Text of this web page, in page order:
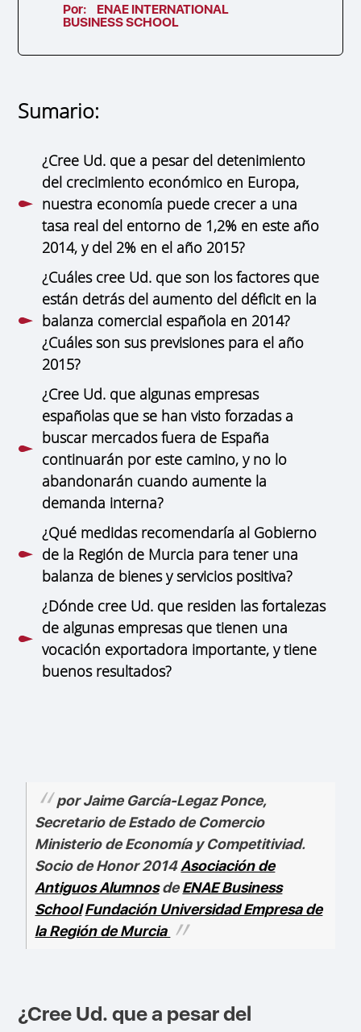
Por:
ENAE INTERNATIONAL
BUSINESS SCHOOL
Sumario:
¿Cree Ud. que a pesar del detenimiento
del crecimiento económico en Europa,
nuestra economía puede crecer a una
tasa real del entorno de 1,2% en este año
2014, y del 2% en el año 2015?
¿Cuáles cree Ud. que son los factores que
están detrás del aumento del déficit en la
balanza comercial española en 2014?
¿Cuáles son sus previsiones para el año
2015?
¿Cree Ud. que algunas empresas
españolas que se han visto forzadas a
buscar mercados fuera de España
continuarán por este camino, y no lo
abandonarán cuando aumente la
demanda interna?
¿Qué medidas recomendaría al Gobierno
de la Región de Murcia para tener una
balanza de bienes y servicios positiva?
¿Dónde cree Ud. que residen las fortalezas
de algunas empresas que tienen una
vocación exportadora importante, y tiene
buenos resultados?
por Jaime García-Legaz Ponce,
Secretario de Estado de Comercio
Ministerio de Economía y Competitiviad.
Socio de Honor 2014Asociación de
Antiguos AlumnosdeENAE Business
School Fundación Universidad Empresa de
la Región de Murcia
¿Cree Ud. que a pesar del